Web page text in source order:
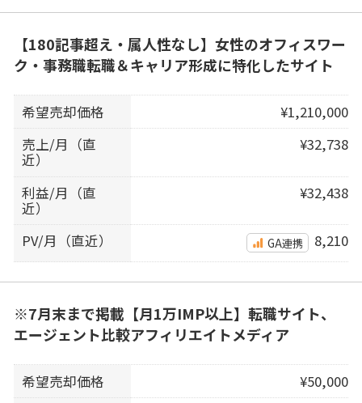
【180記事超え・属人性なし】女性のオフィスワー
ク・事務職転職＆キャリア形成に特化したサイト
希望売却価格
¥1,210,000
売上/月（直
近）
¥32,738
利益/月（直
近）
¥32,438
PV/月（直近） GA連携 8,210
※7月末まで掲載【月1万IMP以上】転職サイト、
エージェント比較アフィリエイトメディア
希望売却価格
¥50,000